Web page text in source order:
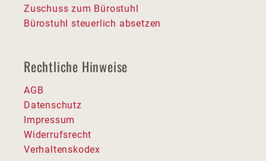
Zuschuss zum Bürostuhl
Bürostuhl steuerlich absetzen
Rechtliche Hinweise
AGB
Datenschutz
Impressum
Widerrufsrecht
Verhaltenskodex